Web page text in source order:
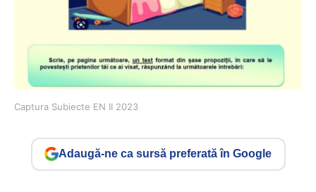
Captura Subiecte EN II 2023
Adaugă-ne ca sursă preferată în Google